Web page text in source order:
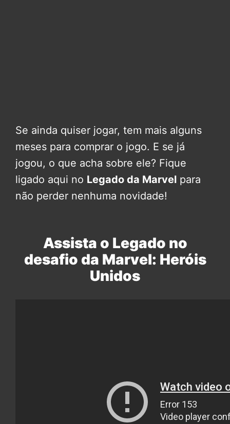
Se ainda quiser jogar, tem mais alguns
meses para comprar o jogo. E se já
jogou, o que acha sobre ele? Fique
ligado aqui no Legado da Marvel para
não perder nenhuma novidade!
Assista o Legado no
desafio da Marvel: Heróis
Unidos